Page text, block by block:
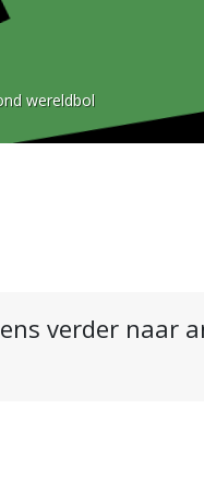
wereldbol
verder naar